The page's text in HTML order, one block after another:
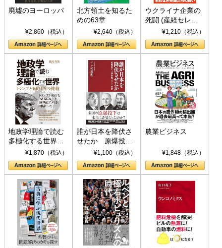
廃墟のヨーロッパ
¥2,860（税込）
北方領土を知るた
めの63章
¥2,640（税込）
ウクライナ企業の
死闘 (産経セレク
ト S 039)¥1,210（税込）
地政学理論で読む
多極化する世界：
トランプとBRICS
の挑戦
¥1,870（税込）
誰が日本を降伏さ
せたか 原爆投
下、ソ連参戦、そ
して聖断 (PHP新
書)
¥1,100（税込）
農業ビジネス
¥1,848（税込）